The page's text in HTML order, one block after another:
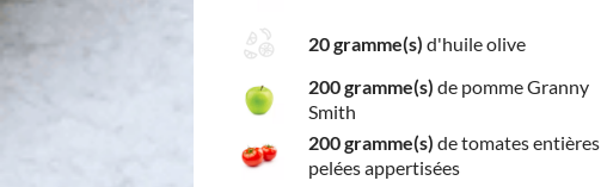
20 gramme(s) d'huile olive
200 gramme(s) de pomme Granny
Smith
200 gramme(s) de tomates entières
pelées appertisées